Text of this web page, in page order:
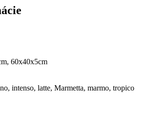
60x40x5cm
intenso, latte, Marmetta, marmo, tropico